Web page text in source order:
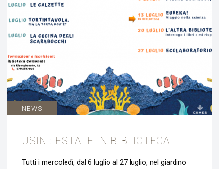
NEWS
USINI: ESTATE IN BIBLIOTECA
Tutti i mercoledì, dal 6 luglio al 27 luglio, nel giardino